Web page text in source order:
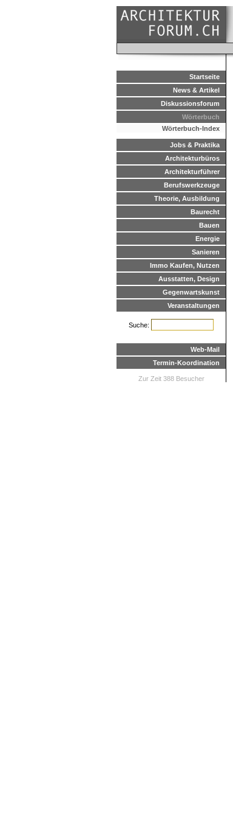
Startseite
News & Artikel
Diskussionsforum
Wörterbuch
Wörterbuch-Index
Jobs & Praktika
Architekturbüros
Architekturführer
Berufswerkzeuge
Theorie, Ausbildung
Baurecht
Bauen
Energie
Sanieren
Immo Kaufen, Nutzen
Ausstatten, Design
Gegenwartskunst
Veranstaltungen
Suche:
Web-Mail
Termin-Koordination
Zur Zeit 388 Besucher